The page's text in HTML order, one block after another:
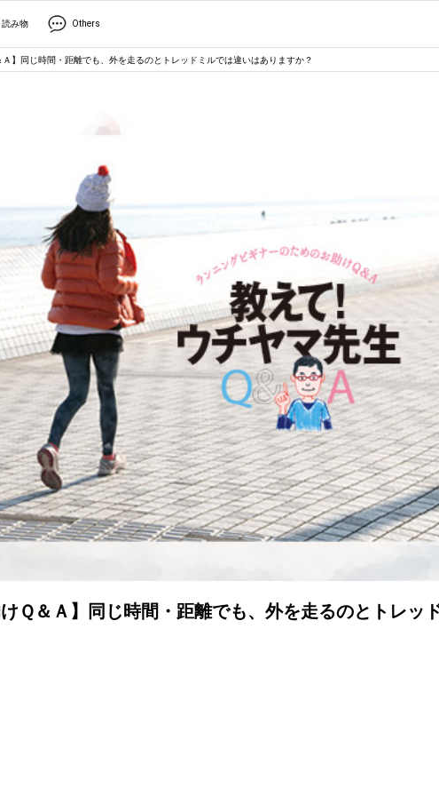
読み物 Others
Ａ】同じ時間・距離でも、外を走るのとトレッドミルでは違いはありますか？
Ｑ＆Ａ】同じ時間・距離でも、外を走るのとトレッ